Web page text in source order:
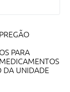
PARA
DA UNIDADE